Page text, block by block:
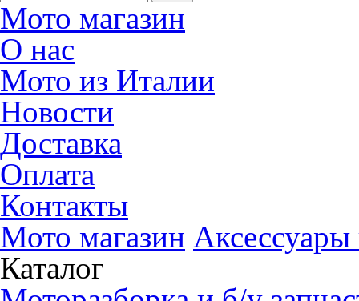
Мото магазин
О нас
Мото из Италии
Новости
Доставка
Оплата
Контакты
Мото магазин
Каталог